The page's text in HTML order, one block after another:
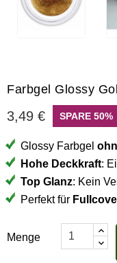
Farbgel Glossy
3,49 € SPARE 50%
Glossy Farbgel
Hohe Deckkraft:
Top Glanz: Kein
Perfekt für
Menge